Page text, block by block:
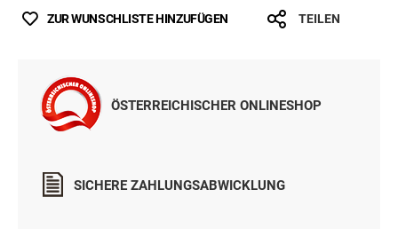
ZUR WUNSCHLISTE HINZUFÜGEN TEILEN
ÖSTERREICHISCHER ONLINESHOP
SICHERE ZAHLUNGSABWICKLUNG